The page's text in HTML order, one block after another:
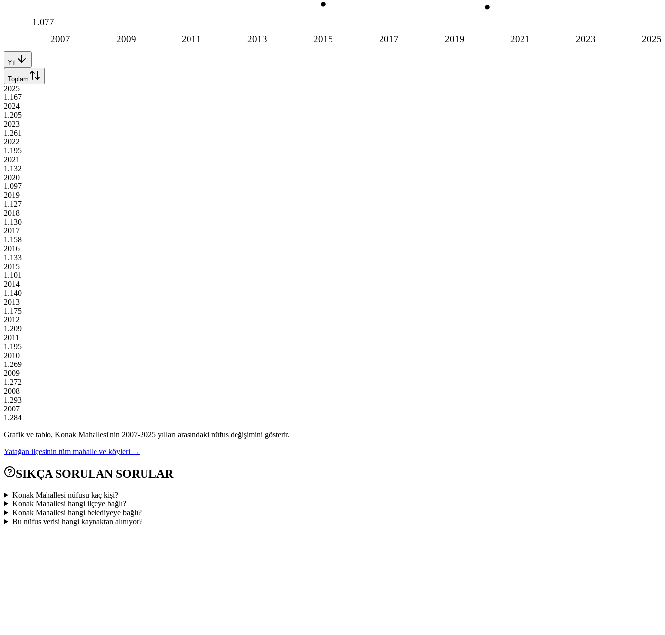
2007 2009 2011 2013 2015 2017 2019 2021 2023 2025
1.077
Yıl
Toplam
2025
1.167
2024
1.205
2023
1.261
2022
1.195
2021
1.132
2020
1.097
2019
1.127
2018
1.130
2017
1.158
2016
1.133
2015
1.101
2014
1.140
2013
1.175
2012
1.209
2011
1.195
2010
1.269
2009
1.272
2008
1.293
2007
1.284
Grafik ve tablo, Konak Mahallesi'nin 2007-2025 yılları arasındaki nüfus değişimini gösterir.
Yatağan ilçesinin tüm mahalle ve köyleri →
SIKÇA SORULAN SORULAR
Konak Mahallesi nüfusu kaç kişi?
Konak Mahallesi hangi ilçeye bağlı?
Konak Mahallesi hangi belediyeye bağlı?
Bu nüfus verisi hangi kaynaktan alınıyor?